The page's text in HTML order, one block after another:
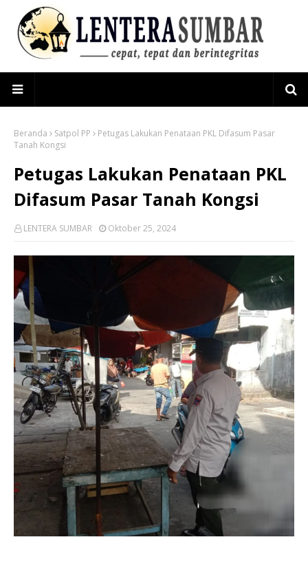
Beranda Satpol PP
Petugas Lakukan Penataan PKL Difasum Pasar
Tanah Kongsi
Petugas Lakukan Penataan PKL
Difasum Pasar Tanah Kongsi
LENTERA SUMBAR Oktober 25, 2024